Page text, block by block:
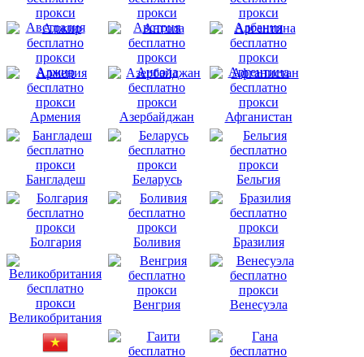
Австралия Австрия Албания
Алжир Ангола Аргентина
Армения Азербайджан Афганистан
Бангладеш Беларусь Бельгия
Болгария Боливия Бразилия
Великобритания
Венгрия Венесуэла